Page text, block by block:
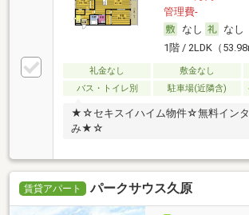
管理費-
なし
なし
1階 / 2LDK（
礼金なし 敷金なし
バス・トイレ別
駐車場(近隣含)
★☆セキスイハイム物件☆無料インタ
み★☆
賃貸アパート パークサウス久原